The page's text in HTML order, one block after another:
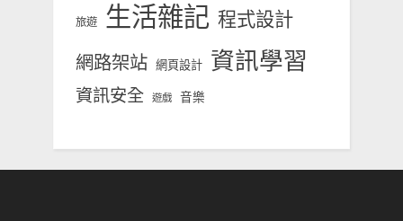
旅遊 生活雜記 程式設計
網路架站 網頁設計 資訊學習
資訊安全 遊戲 音樂